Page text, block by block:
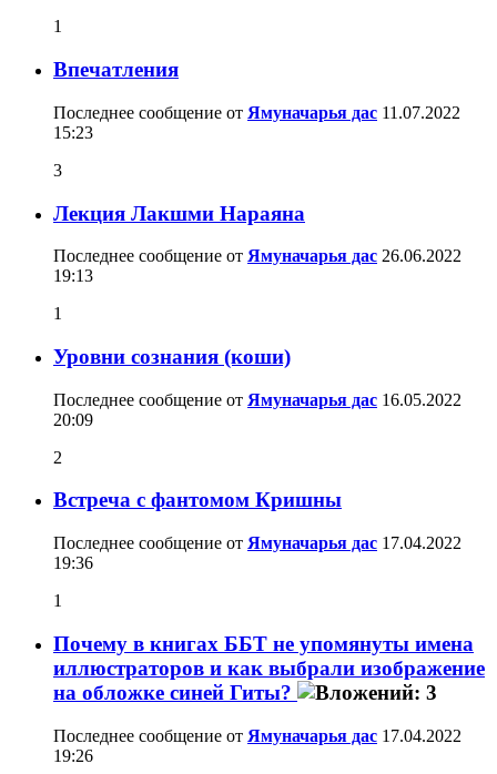
1
Впечатления
Последнее сообщение от Ямуначарья дас 11.07.2022
15:23
3
Лекция Лакшми Нараяна
Последнее сообщение от Ямуначарья дас 26.06.2022
19:13
1
Уровни сознания (коши)
Последнее сообщение от Ямуначарья дас 16.05.2022
20:09
2
Встреча с фантомом Кришны
Последнее сообщение от Ямуначарья дас 17.04.2022
19:36
1
Почему в книгах ББТ не упомянуты имена
иллюстраторов и как выбрали изображение
на обложке синей Гиты?
Последнее сообщение от Ямуначарья дас 17.04.2022
19:26